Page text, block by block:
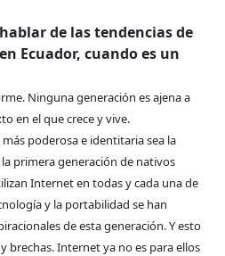
de las tendencias de
Ecuador, cuando es un
Ninguna generación es ajena a
en el que crece y vive.
poderosa e identitaria sea la
primera generación de nativos
Internet en todas y cada una de
y la portabilidad se han
de esta generación. Y esto
brechas. Internet ya no es para ellos